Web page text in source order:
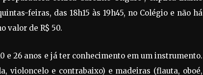
feiras, das 18h15 às 19h45, no Colégio e não há
valor de R$ 50.
e 26 anos e já ter conhecimento em um instrumento.
violoncelo e contrabaixo) e madeiras (flauta, oboé,